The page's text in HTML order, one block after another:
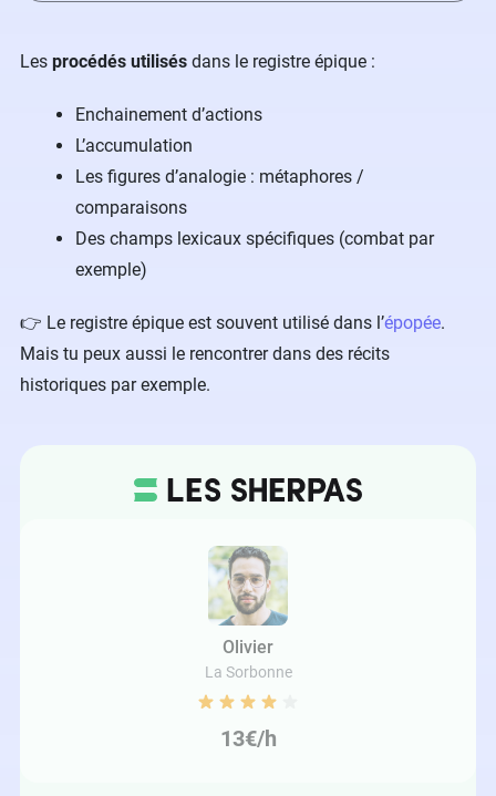
Les procédés utilisés dans le registre épique :
Enchainement d’actions
L’accumulation
Les figures d’analogie : métaphores /
comparaisons
Des champs lexicaux spécifiques (combat par
exemple)
👉 Le registre épique est souvent utilisé dans l’épopée.
Mais tu peux aussi le rencontrer dans des récits
historiques par exemple.
Olivier
La Sorbonne
13€/h